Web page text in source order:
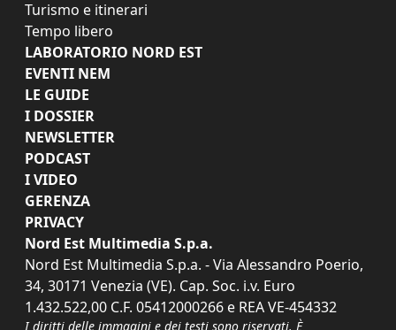
Turismo e itinerari
Tempo libero
LABORATORIO NORD EST
EVENTI NEM
LE GUIDE
I DOSSIER
NEWSLETTER
PODCAST
I VIDEO
GERENZA
PRIVACY
Nord Est Multimedia S.p.a.
Nord Est Multimedia S.p.a. - Via Alessandro Poerio,
34, 30171 Venezia (VE). Cap. Soc. i.v. Euro
1.432.522,00 C.F. 05412000266 e REA VE-454332
I diritti delle immagini e dei testi sono riservati. È